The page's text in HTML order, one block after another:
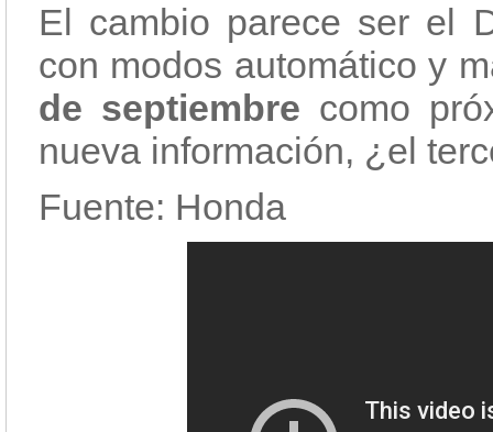
El cambio parece ser el
con modos automático y
de septiembre como
nueva información, ¿el
Fuente: Honda